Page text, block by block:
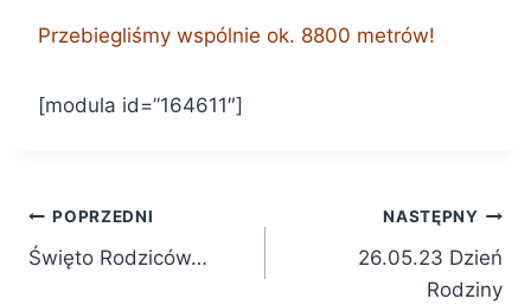
Przebiegliśmy wspólnie ok. 8800 metrów!
[modula id=”164611″]
Nawigacja
wpisu
POPRZEDNI
Święto Rodziców…
NASTĘPNY
26.05.23 Dzień
Rodziny